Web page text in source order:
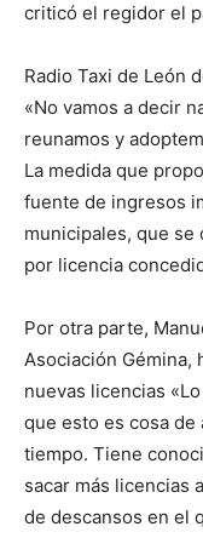
criticó el regidor el
Radio Taxi de León
«No vamos a decir
reunamos y
La medida que
fuente de ingresos
municipales, que se
por licencia
Por otra parte,
Asociación Gémina,
nuevas licencias
que esto es cosa de
tiempo. Tiene
sacar más licencias
de descansos en el